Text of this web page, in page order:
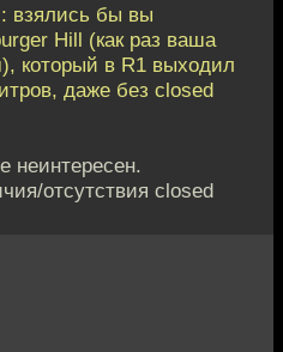
взялись бы вы
Hill (как раз ваша
который в R1 выходил
даже без closed
отсутствия closed